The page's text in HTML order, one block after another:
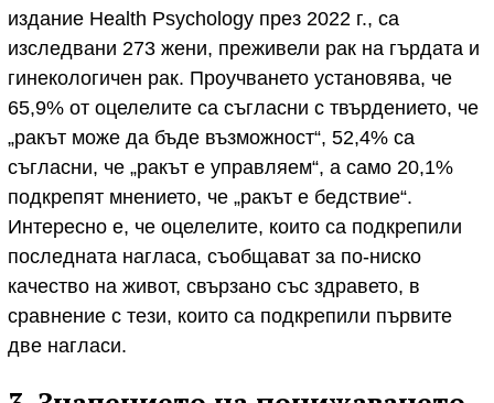
издание Health Psychology през 2022 г., са
изследвани 273 жени, преживели рак на гърдата и
гинекологичен рак. Проучването установява, че
65,9% от оцелелите са съгласни с твърдението, че
„ракът може да бъде възможност“, 52,4% са
съгласни, че „ракът е управляем“, а само 20,1%
подкрепят мнението, че „ракът е бедствие“.
Интересно е, че оцелелите, които са подкрепили
последната нагласа, съобщават за по-ниско
качество на живот, свързано със здравето, в
сравнение с тези, които са подкрепили първите
две нагласи.